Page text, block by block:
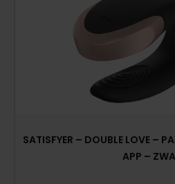
SATISFYER – DOUBLE LOVE –
APP –